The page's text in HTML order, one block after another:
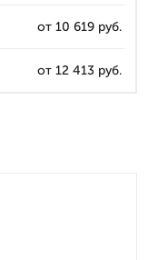
от 10 619 руб.
от 12 413 руб.